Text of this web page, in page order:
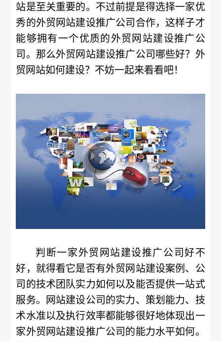
站是至关重要的。不过前提是得选择一家优
秀的外贸网站建设推广公司合作，这样子才
能够拥有一个优质的外贸网站建设推广公
司。那么外贸网站建设推广公司哪些好？外
贸网站如何建设？不妨一起来看看吧！
判断一家外贸网站建设推广公司好不
好，就得看它是否有外贸网站建设案例、公
司的技术团队实力如何以及能否提供一站式
服务。网站建设公司的实力、策划能力、技
术水准以及执行效率都能够很好地体现出一
家外贸网站建设推广公司的能力水平如何。